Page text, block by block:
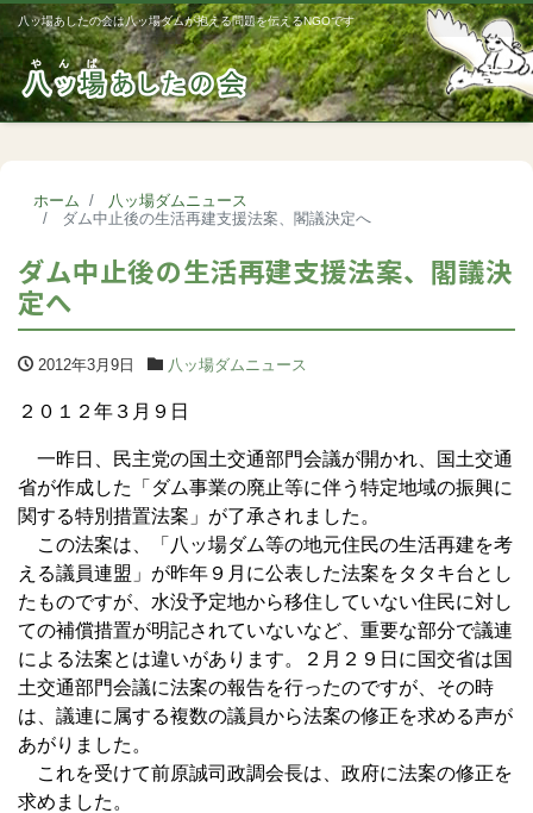
八ッ場あしたの会は八ッ場ダムが抱える問題を伝えるNGOです
ホーム
八ッ場ダムニュース
ダム中止後の生活再建支援法案、閣議決定へ
ダム中止後の生活再建支援法案、閣議決
定へ
2012年3月9日 八ッ場ダムニュース
２０１２年３月９日
一昨日、民主党の国土交通部門会議が開かれ、国土交通
省が作成した「ダム事業の廃止等に伴う特定地域の振興に
関する特別措置法案」が了承されました。
この法案は、「八ッ場ダム等の地元住民の生活再建を考
える議員連盟」が昨年９月に公表した法案をタタキ台とし
たものですが、水没予定地から移住していない住民に対し
ての補償措置が明記されていないなど、重要な部分で議連
による法案とは違いがあります。２月２９日に国交省は国
土交通部門会議に法案の報告を行ったのですが、その時
は、議連に属する複数の議員から法案の修正を求める声が
あがりました。
これを受けて前原誠司政調会長は、政府に法案の修正を
求めました。